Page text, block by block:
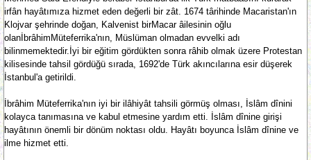
irfân hayâtımıza hizmet eden değerli bir zât. 1674 târihinde Macaristan'ın
Klojvar şehrinde doğan, Kalvenist birMacar âilesinin oğlu
olanİbrâhimMüteferrika'nın, Müslüman olmadan evvelki adı
bilinmemektedir.İyi bir eğitim gördükten sonra râhib olmak üzere Protestan
kilisesinde tahsil gördüğü sırada, 1692'de Türk akıncılarına esir düşerek
İstanbul'a getirildi.
İbrâhim Müteferrika'nın iyi bir ilâhiyât tahsili görmüş olması, İslâm dînini
kolayca tanımasına ve kabul etmesine yardım etti. İslâm dînine girişi
hayâtının önemli bir dönüm noktası oldu. Hayâtı boyunca İslâm dînine ve
ilme hizmet etti.